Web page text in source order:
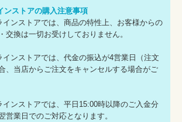
ンストアの購入注意事項
インストアでは、商品の特性上、お客様からの
交換は一切お受けしておりません。
インストアでは、代金の振込が4営業日（注文
、当店からご注文をキャンセルする場合がご
インストアでは、平日15:00時以降のご入金分
営業日でのご対応となります。